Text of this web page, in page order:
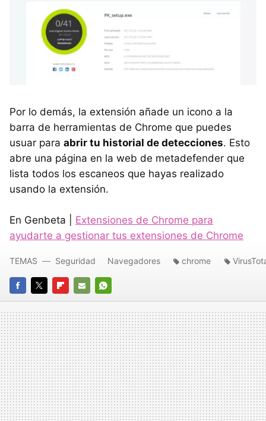
Por lo demás, la extensión añade un icono a la
barra de herramientas de Chrome que puedes
usuar para abrir tu historial de detecciones. Esto
abre una página en la web de metadefender que
lista todos los escaneos que hayas realizado
usando la extensión.
En Genbeta | Extensiones de Chrome para
ayudarte a gestionar tus extensiones de Chrome
FACEBOOK
TWITTERFLIPBOARD
E-
MAIL
WHATSAPP
TEMAS Seguridad Navegadores chrome